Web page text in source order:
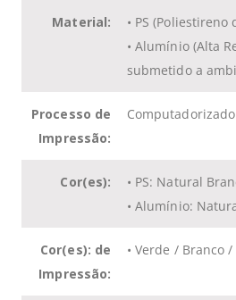
Material: • PS (Poliestireno
• Alumínio (Alta
submetido a
Processo de
Impressão:
Cor(es):
• PS: Natural
• Alumínio:
Cor(es): de
Impressão:
• Verde / Branco